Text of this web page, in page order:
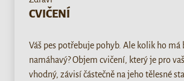
CVIČENÍ
Váš pes potřebuje pohyb. Ale kolik ho má
namáhavý? Objem cvičení, který je pro
vhodný, závisí částečně na jeho tělesné